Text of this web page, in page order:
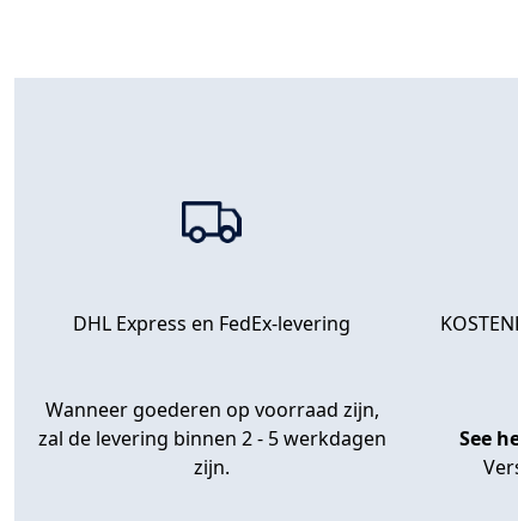
DHL Express en FedEx-levering
Wanneer goederen op voorraad zijn,
zal de levering binnen 2 - 5 werkdagen
zijn.
See